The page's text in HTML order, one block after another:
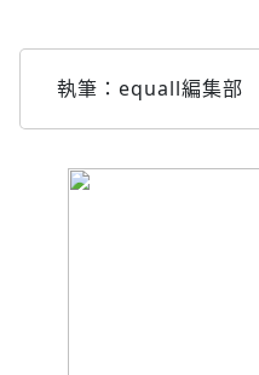
執筆：equall編集部